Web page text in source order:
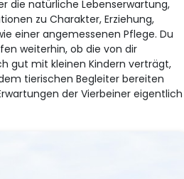
die natürliche Lebenserwartung,
zu Charakter, Erziehung,
einer angemessenen Pflege. Du
weiterhin, ob die von dir
gut mit kleinen Kindern verträgt,
tierischen Begleiter bereiten
der Vierbeiner eigentlich